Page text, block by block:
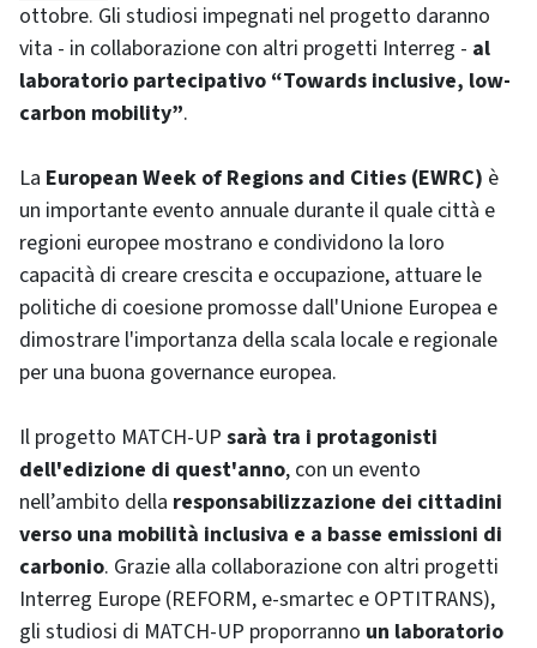
ottobre. Gli studiosi impegnati nel progetto daranno
vita - in collaborazione con altri progetti Interreg - al
laboratorio partecipativo “Towards inclusive, low-
carbon mobility”.
La European Week of Regions and Cities (EWRC) è
un importante evento annuale durante il quale città e
regioni europee mostrano e condividono la loro
capacità di creare crescita e occupazione, attuare le
politiche di coesione promosse dall'Unione Europea e
dimostrare l'importanza della scala locale e regionale
per una buona governance europea.
Il progetto MATCH-UP sarà tra i protagonisti
dell'edizione di quest'anno, con un evento
nell’ambito della responsabilizzazione dei cittadini
verso una mobilità inclusiva e a basse emissioni di
carbonio. Grazie alla collaborazione con altri progetti
Interreg Europe (REFORM, e-smartec e OPTITRANS),
gli studiosi di MATCH-UP proporranno un laboratorio